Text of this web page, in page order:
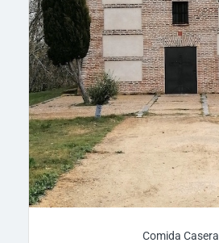
Comida Casera